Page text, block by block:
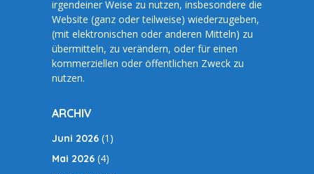
irgendeiner Weise zu nutzen, insbesondere die
Website (ganz oder teilweise) wiederzugeben,
(mit elektronischen oder anderen Mitteln) zu
übermitteln, zu verändern, oder für einen
kommerziellen oder öffentlichen Zweck zu
nutzen.
ARCHIV
Juni 2026 (1)
Mai 2026 (4)